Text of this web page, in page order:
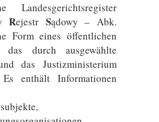
Landesgerichtsregister
Rejestr Sądowy – Abk.
Form eines öffentlichen
das durch ausgewählte
das Justizministerium
enthält Informationen